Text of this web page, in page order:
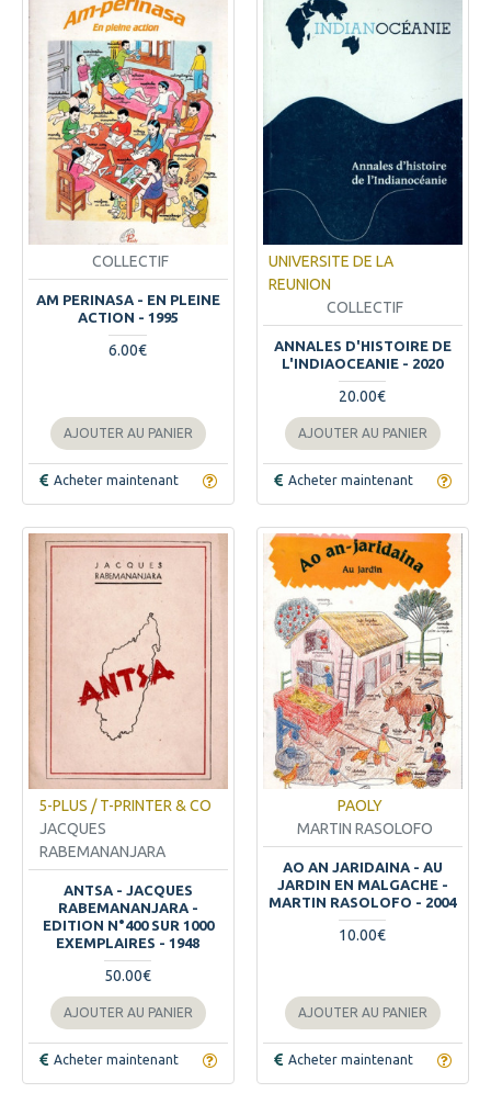
COLLECTIF
AM PERINASA - EN PLEINE
ACTION - 1995
6.00€
AJOUTER AU PANIER
Acheter maintenant
UNIVERSITE DE LA
REUNION
COLLECTIF
ANNALES D'HISTOIRE DE
L'INDIAOCEANIE - 2020
20.00€
AJOUTER AU PANIER
Acheter maintenant
5-PLUS / T-PRINTER & CO
JACQUES
RABEMANANJARA
ANTSA - JACQUES
RABEMANANJARA -
EDITION N°400 SUR 1000
EXEMPLAIRES - 1948
50.00€
AJOUTER AU PANIER
Acheter maintenant
PAOLY
MARTIN RASOLOFO
AO AN JARIDAINA - AU
JARDIN EN MALGACHE -
MARTIN RASOLOFO - 2004
10.00€
AJOUTER AU PANIER
Acheter maintenant